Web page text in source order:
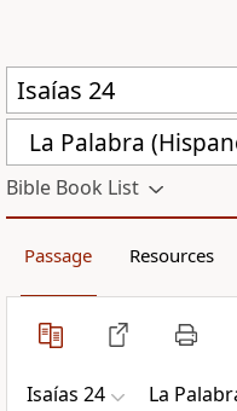
La Palabra
Bible Book List
Passage Resources
Isaías 24 La